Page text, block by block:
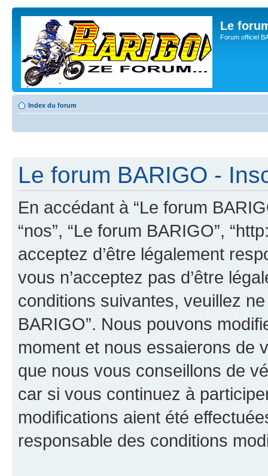
Le
Forum officiel
Index du forum
Le forum BARIGO -
En accédant à “Le forum
“nos”, “Le forum BARIGO”,
acceptez d’être légalement
vous n’acceptez pas d’être
conditions suivantes, veuillez
BARIGO”. Nous pouvons
moment et nous essaierons de
que nous vous conseillons de
car si vous continuez à
modifications aient été
responsable des conditions